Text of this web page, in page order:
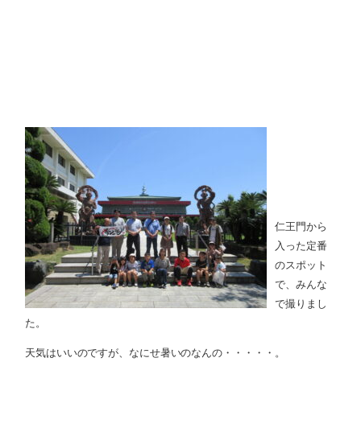
仁王門から
入った定番
のスポット
で、みんな
で撮りまし
た。
天気はいいのですが、なにせ暑いのなんの・・・・・。